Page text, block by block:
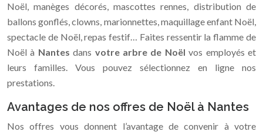
Noël, manèges décorés, mascottes rennes, distribution de
ballons gonflés, clowns, marionnettes, maquillage enfant Noël,
spectacle de Noël, repas festif… Faites ressentir la flamme de
Noël à Nantes dans votre arbre de Noël vos employés et
leurs familles. Vous pouvez sélectionnez en ligne nos
prestations.
Avantages de nos offres de Noël à Nantes
Nos offres vous donnent l’avantage de convenir à votre